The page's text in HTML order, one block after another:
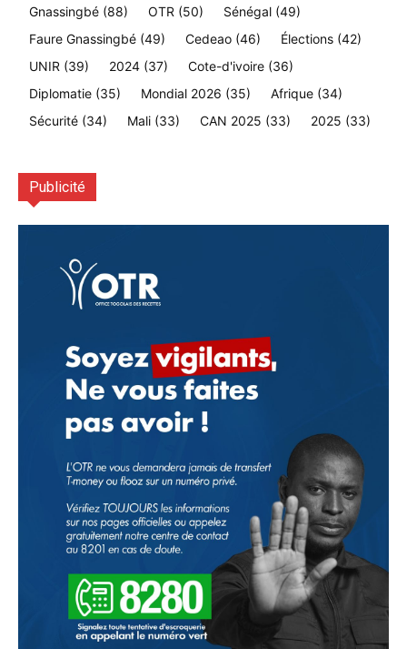
Gnassingbé (88) OTR (50) Sénégal (49)
Faure Gnassingbé (49) Cedeao (46) Élections (42)
UNIR (39) 2024 (37) Cote-d'ivoire (36)
Diplomatie (35) Mondial 2026 (35) Afrique (34)
Sécurité (34) Mali (33) CAN 2025 (33) 2025 (33)
Publicité